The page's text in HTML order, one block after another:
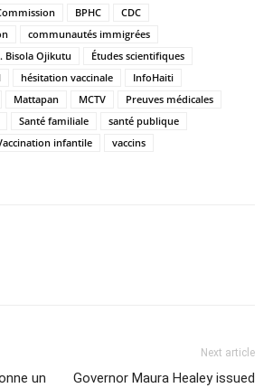
BPHC
CDC
communautés immigrées
Bisola Ojikutu
Études scientifiques
hésitation vaccinale
InfoHaiti
Mattapan MCTV
Preuves médicales
Santé familiale
santé publique
infantile
vaccins
un
Next article
Governor Maura Healey issued